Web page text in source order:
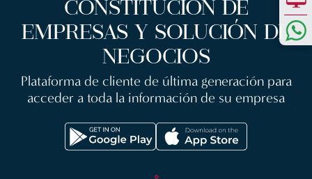
CONSTITUCIÓN DE
EMPRESAS Y SOLUCIÓN DE
NEGOCIOS
Plataforma de cliente de última generación para
acceder a toda la información de su empresa